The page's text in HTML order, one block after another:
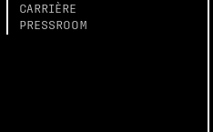
CARRIÈRE
PRESSROOM